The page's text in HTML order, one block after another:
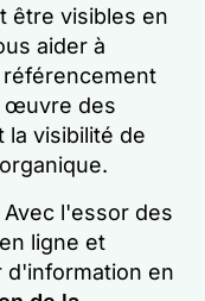
être visibles en
aider à
œuvre des
la visibilité de
Avec l'essor des
ligne et
en